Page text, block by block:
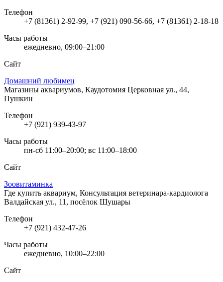
Телефон
+7 (81361) 2-92-99, +7 (921) 090-56-66, +7 (81361) 2-18-18
Часы работы
ежедневно, 09:00–21:00
Сайт
Домашний любимец
Магазины аквариумов, Каудотомия Церковная ул., 44,
Пушкин
Телефон
+7 (921) 939-43-97
Часы работы
пн-сб 11:00–20:00; вс 11:00–18:00
Сайт
Зоовитаминка
Где купить аквариум, Консультация ветеринара-кардиолога
Валдайская ул., 11, посёлок Шушары
Телефон
+7 (921) 432-47-26
Часы работы
ежедневно, 10:00–22:00
Сайт